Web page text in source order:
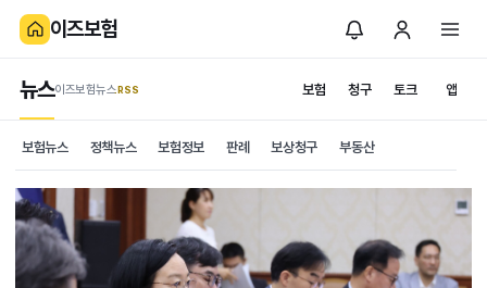
이즈보험
보험 청구
뉴스이즈보험뉴스.RSS 토크 앱
보험뉴스 정책뉴스 보험정보 판례 보상청구 부동산